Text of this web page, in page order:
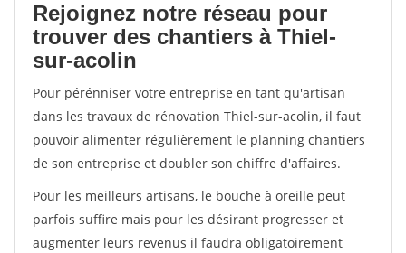
Rejoignez notre réseau pour
trouver des chantiers à Thiel-
sur-acolin
Pour pérénniser votre entreprise en tant qu'artisan
dans les travaux de rénovation Thiel-sur-acolin, il faut
pouvoir alimenter régulièrement le planning chantiers
de son entreprise et doubler son chiffre d'affaires.
Pour les meilleurs artisans, le bouche à oreille peut
parfois suffire mais pour les désirant progresser et
augmenter leurs revenus il faudra obligatoirement